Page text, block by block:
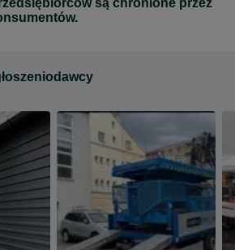
są chronione przez